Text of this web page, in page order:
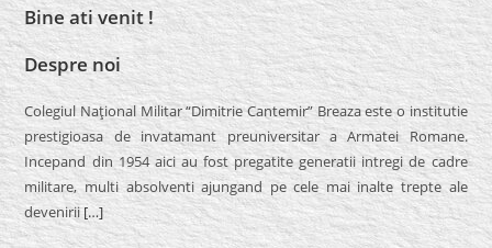
Bine ati venit !
Despre noi
Colegiul Naţional Militar “Dimitrie Cantemir” Breaza este o institutie
prestigioasa de invatamant preuniversitar a Armatei Romane.
Incepand din 1954 aici au fost pregatite generatii intregi de cadre
militare, multi absolventi ajungand pe cele mai inalte trepte ale
devenirii[…]